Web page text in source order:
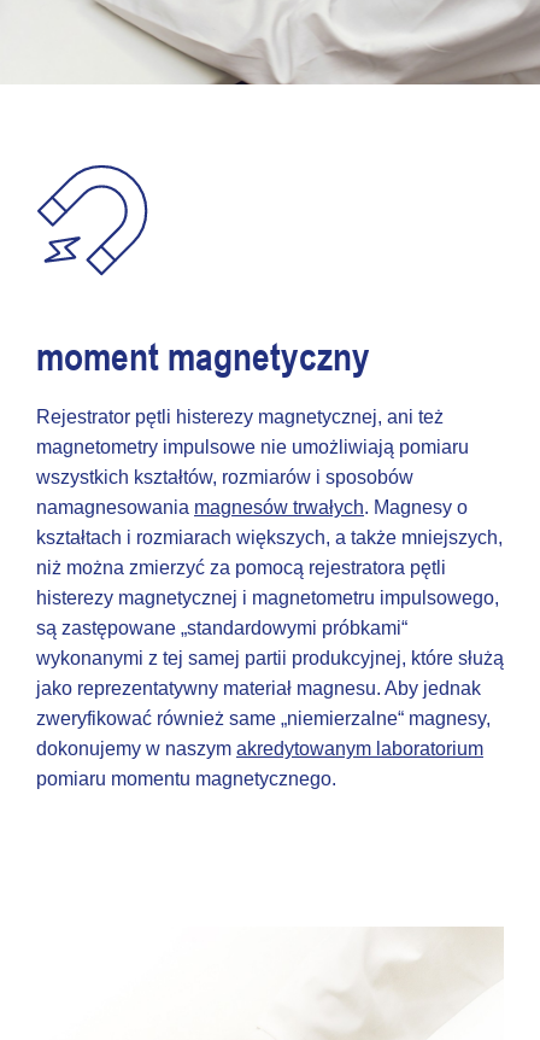
moment magnetyczny
Rejestrator pętli histerezy magnetycznej, ani też
magnetometry impulsowe nie umożliwiają pomiaru
wszystkich kształtów, rozmiarów i sposobów
namagnesowania magnesów trwałych. Magnesy o
kształtach i rozmiarach większych, a także mniejszych,
niż można zmierzyć za pomocą rejestratora pętli
histerezy magnetycznej i magnetometru impulsowego,
są zastępowane „standardowymi próbkami“
wykonanymi z tej samej partii produkcyjnej, które służą
jako reprezentatywny materiał magnesu. Aby jednak
zweryfikować również same „niemierzalne“ magnesy,
dokonujemy w naszym akredytowanym laboratorium
pomiaru momentu magnetycznego.